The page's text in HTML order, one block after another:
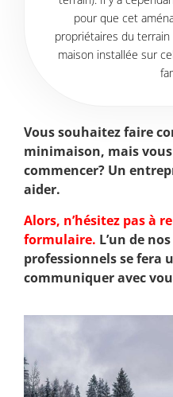
pour que cet
propriétaires du
maison installée sur
Vous souhaitez faire
minimaison, mais
commencer? Un
aider.
Alors, n’hésitez pas à
formulaire. L’un de
professionnels se fera
communiquer avec